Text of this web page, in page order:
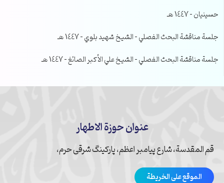
حسينيان – 1447 هـ
جلسة مناقشة البحث الفصلي – الشيخ شهيد بلوي – 1447 هـ
جلسة مناقشة البحث الفصلي – الشيخ علي الأكبر الصائغ – 1447 هـ
عنوان حوزة الاطهار
قم المقدسة، شارع پیامبر اعظم، پارکینگ شرقی حرم،
الموقع على الخريطة